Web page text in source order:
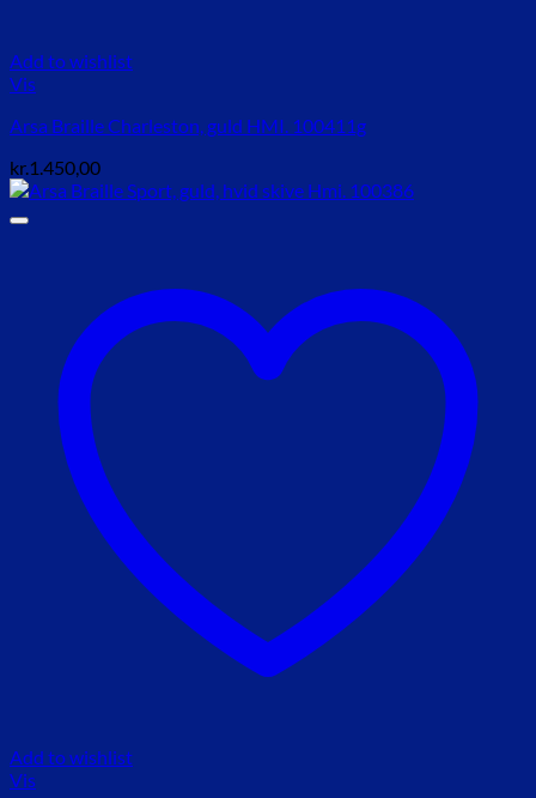
Add to wishlist
Vis
Arsa Braille Charleston, guld HMI. 100411g
kr.1.450,00
Add to wishlist
Vis